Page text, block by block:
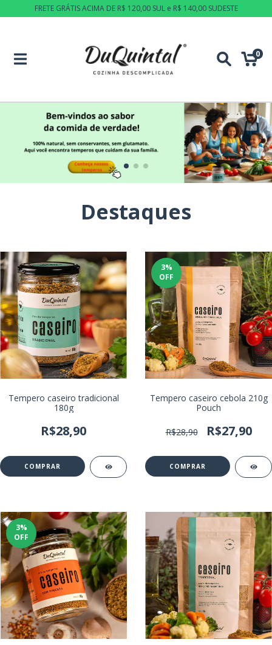
FRETE GRÁTIS ACIMA DE R$ 120,00 SUL e R$ 140,00 SUDESTE
0
Destaques
Tempero caseiro tradicional
180g
R$28,90
3%
OFF
Tempero caseiro cebola 210g
Pouch
R$28,90 R$27,90
3%
OFF